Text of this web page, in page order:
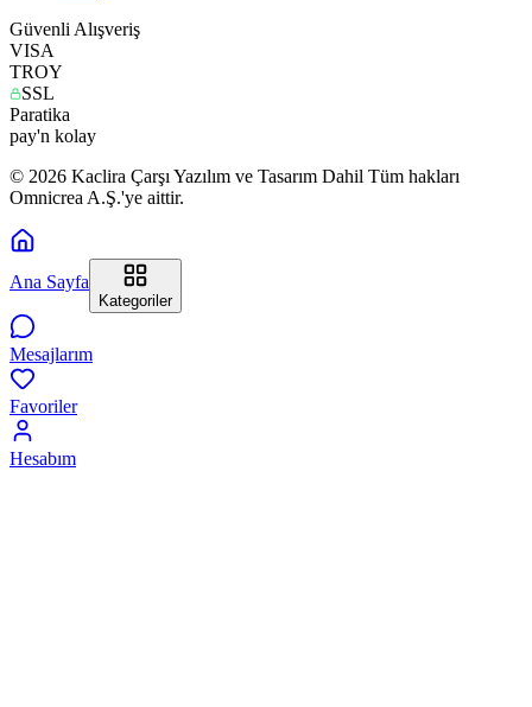
Güvenli Alışveriş
VISA
TROY
SSL
Paratika
pay'n kolay
© 2026 Kaclira Çarşı Yazılım ve Tasarım Dahil Tüm hakları
Omnicrea A.Ş.'ye aittir.
Ana Sayfa
Kategoriler
Mesajlarım
Favoriler
Hesabım